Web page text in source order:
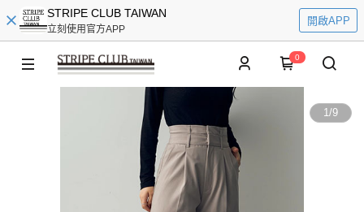
STRIPE CLUB TAIWAN
立刻使用官方APP
開啟APP
0
1/9